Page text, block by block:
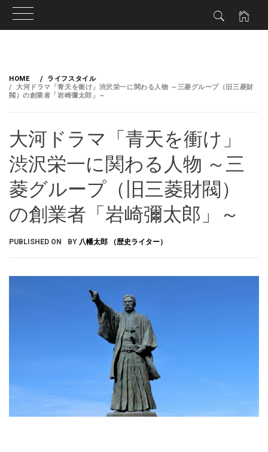
HOME
ライフスタイル
大河ドラマ「青天を衝け」渋沢栄一に関わる人物 ～三菱グループ（旧三菱財
閥）の創業者「岩崎彌太郎」～
大河ドラマ「青天を衝け」
渋沢栄一に関わる人物 ～三
菱グループ（旧三菱財閥）
の創業者「岩崎彌太郎」～
PUBLISHED ON BY 八幡太郎 （歴史ライター）